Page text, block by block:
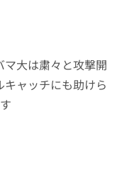
大は粛々と攻撃開
ャッチにも助けら